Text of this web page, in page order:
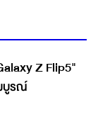
Z Flip5"
บูรณ์